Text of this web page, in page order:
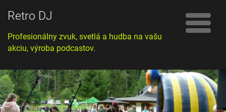
Retro DJ
Profesionálny zvuk, svetlá a hudba na vašu
akciu, výroba podcastov.